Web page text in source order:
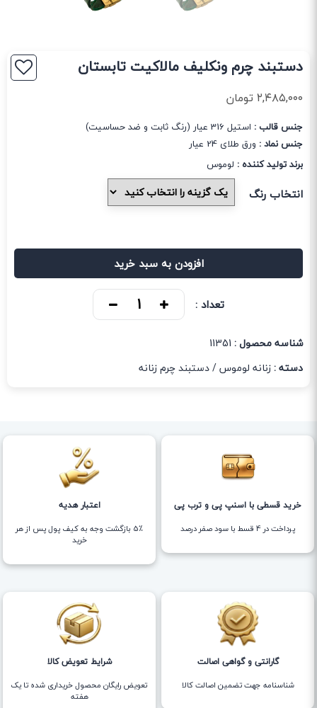
دستبند چرم ونکلیف مالاکیت تابستان
۲,۴۸۵,۰۰۰تومان
جنس قالب : استیل 316 عیار (رنگ ثابت و ضد حساسیت)
جنس نماد : ورق طلای 24 عیار
برند تولید کننده : لوموس
انتخاب رنگ
افزودن به سبد خرید
تعداد :
شناسه محصول : 11351
دسته :زنانه لوموس/دستبند چرم زنانه
خرید قسطی با اسنپ پی و ترب پی
پرداخت در 4 قسط با سود صفر درصد
اعتبار هدیه
5٪ بازگشت وجه به کیف پول پس از هر
خرید
گارانتی و گواهی اصالت
شناسنامه جهت تضمین اصالت کالا
شرایط تعویض کالا
تعویض رایگان محصول خریداری شده تا یک
هفته